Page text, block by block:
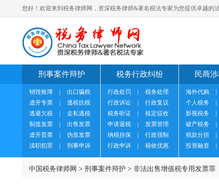
您好！欢迎来到税务律师网，资深税务律师&著名税法专家为您提供卓越的
刑事案件辩护
销毁账簿
出口骗税
虚开专票
逃税抗税
逃避欠税
走私逃税
制造发票
出售发票
虚开普票
伪造发票
渎职犯罪
刑事申诉
税务行政纠纷
行政处罚
税务处理
行政诉讼
行政复议
税务听证
核定征收
申请退税
发票管理
纳税担保
行政强制
行政申诉
税收优惠
民商
海外代购
个人税务
影视税务
破产税务
税款分担
投资融资
中国税务律师网 > 刑事案件辩护 > 非法出售增值税专用发票罪